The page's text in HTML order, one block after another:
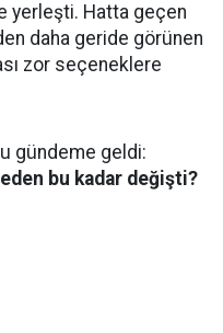
yerleşti. Hatta geçen
daha geride görünen
zor seçeneklere
gündeme geldi:
bu kadar değişti?